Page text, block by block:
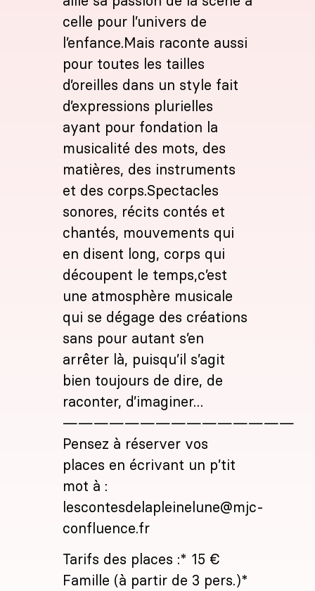
celle pour l’univers de
l’enfance.Mais raconte aussi
pour toutes les tailles
d’oreilles dans un style fait
d’expressions plurielles
ayant pour fondation la
musicalité des mots, des
matières, des instruments
et des corps.Spectacles
sonores, récits contés et
chantés, mouvements qui
en disent long, corps qui
découpent le temps,c’est
une atmosphère musicale
qui se dégage des créations
sans pour autant s’en
arrêter là, puisqu’il s’agit
bien toujours de dire, de
raconter, d’imaginer…
———————————————
Pensez à réserver vos
places en écrivant un p’tit
mot à :
lescontesdelapleinelune@mjc-
confluence.fr
Tarifs des places :* 15 €
Famille (à partir de 3 pers.)*